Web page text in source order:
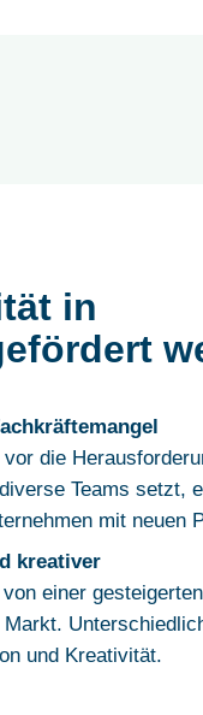
in
die
Teams setzt,
mit neuen
kreativer
einer gesteigerten
und Kreativität.